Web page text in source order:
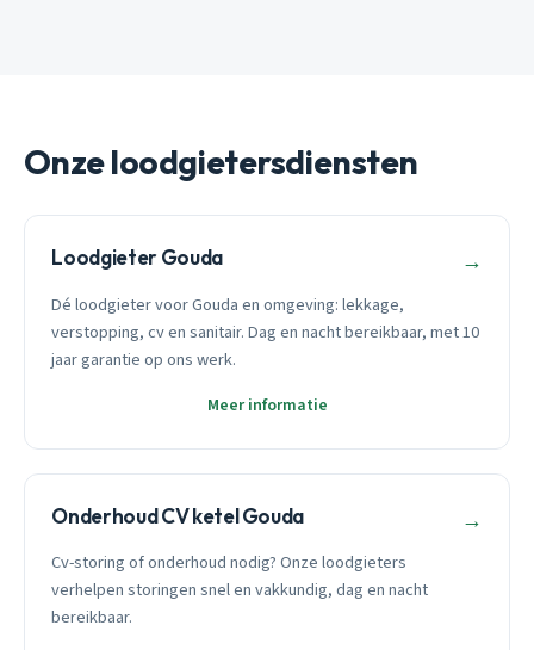
Onze loodgietersdiensten
Loodgieter Gouda →
Dé loodgieter voor Gouda en omgeving: lekkage,
verstopping, cv en sanitair. Dag en nacht bereikbaar, met 10
jaar garantie op ons werk.
Meer informatie
Onderhoud CV ketel Gouda →
Cv-storing of onderhoud nodig? Onze loodgieters
verhelpen storingen snel en vakkundig, dag en nacht
bereikbaar.